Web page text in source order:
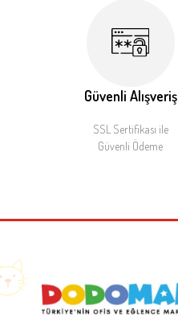
Güvenli Alışveriş
SSL Sertifikası ile
Güvenli Ödeme